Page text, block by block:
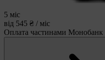
5 міс
від 545 ₴ / міс
Оплата частинами Монобанк